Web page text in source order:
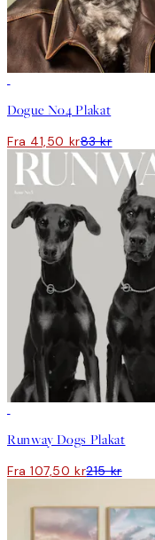
Dogue No4 Plakat
Fra 41,50 kr83 kr
Runway Dogs Plakat
Fra 107,50 kr215 kr